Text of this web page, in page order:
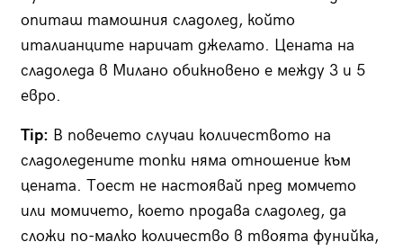
опиташ тамошния сладолед, който
италианците наричат джелато. Цената на
сладоледа в Милано обикновено е между 3 и 5
евро.
Tip: В повечето случаи количеството на
сладоледените топки няма отношение към
цената. Тоест не настоявай пред момчето
или момичето, което продава сладолед, да
сложи по-малко количество в твоята фунийка,